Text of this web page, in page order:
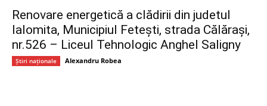
Renovare energetică a clădirii din judetul
Ialomita, Municipiul Fetești, strada Călărași,
nr.526 – Liceul Tehnologic Anghel Saligny
Știri naționale Alexandru Robea